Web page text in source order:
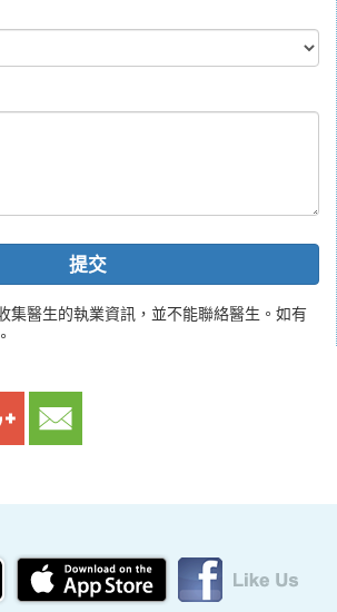
提交
集醫生的執業資訊，並不能聯絡醫生。如有